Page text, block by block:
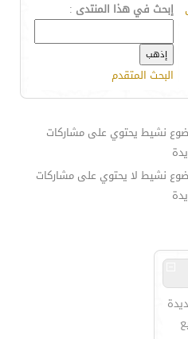
إبحث في هذا المنتدى :
البحث المتقدم
نشيط يحتوي على مشاركات
نشيط لا يحتوي على مشاركات